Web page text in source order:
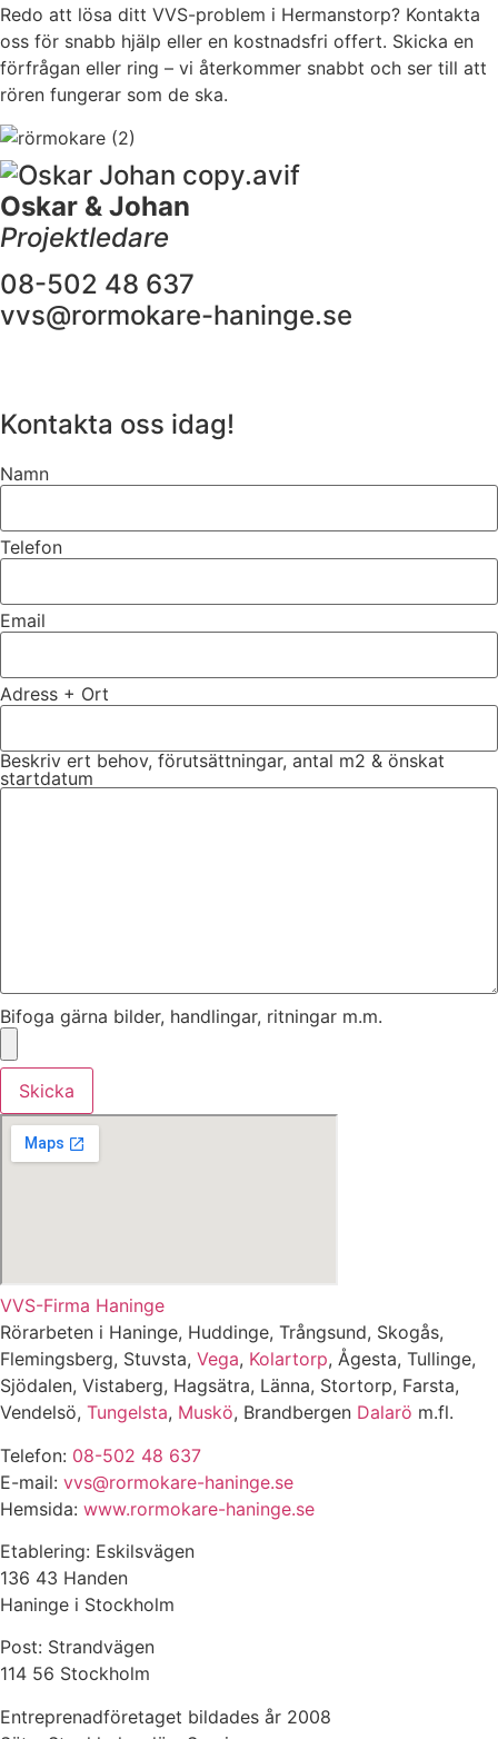
Redo att lösa ditt VVS-problem i Hermanstorp? Kontakta
oss för snabb hjälp eller en kostnadsfri offert. Skicka en
förfrågan eller ring – vi återkommer snabbt och ser till att
rören fungerar som de ska.
Oskar & Johan
Projektledare
08-502 48 637
vvs@rormokare-haninge.se
Kontakta oss idag!
Namn
Telefon
Email
Adress + Ort
Beskriv ert behov, förutsättningar, antal m2 & önskat
startdatum
Bifoga gärna bilder, handlingar, ritningar m.m.
Skicka
VVS-Firma Haninge
Rörarbeten i Haninge, Huddinge, Trångsund, Skogås,
Flemingsberg, Stuvsta, Vega, Kolartorp, Ågesta, Tullinge,
Sjödalen, Vistaberg, Hagsätra, Länna, Stortorp, Farsta,
Vendelsö, Tungelsta, Muskö, Brandbergen Dalarö m.fl.
Telefon: 08-502 48 637
E-mail: vvs@rormokare-haninge.se
Hemsida: www.rormokare-haninge.se
Etablering: Eskilsvägen
136 43 Handen
Haninge i Stockholm
Post: Strandvägen
114 56 Stockholm
Entreprenadföretaget bildades år 2008